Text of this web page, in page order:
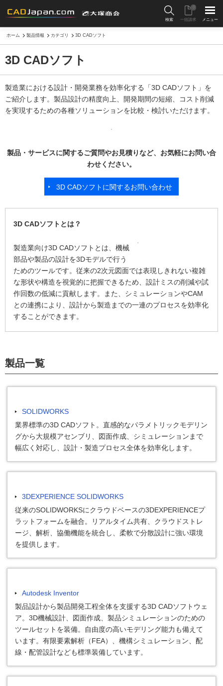
検索 一括請求
0
メニュー
ホーム 製品情報 カテゴリ 3D CADソフト
3D CADソフト
製造業における設計・開発業務を効率化する「3D CADソフト」を
ご紹介します。製品設計の精度向上、開発期間の短縮、コスト削減
を実現するための各種ソリューションを比較・検討いただけます。
製品・サービスに関するご質問やお見積りなど、お気軽にお問い合
わせください。
3D CADソフトに関するお問い合わせ
3D CADソフトとは？
製造業向け3D CADソフトとは、機械
部品や製品の設計を3Dモデルで行う
ためのツールです。従来の2次元図面では表現しきれない複雑
な形状や構造を視覚的に把握できるため、設計ミスの削減や試
作回数の低減に貢献します。また、シミュレーションやCAM
との連携により、設計から製造までの一連のプロセスを効率化
することができます。
製品一覧
SOLIDWORKS
業界標準の3D CADソフト。直感的なパラメトリックモデリン
グから大規模アセンブリ、図面作成、シミュレーションまで
幅広く対応し、設計・製造プロセス全体を効率化します。
3DEXPERIENCE SOLIDWORKS
従来のSOLIDWORKSにクラウドベースの3DEXPERIENCEプ
ラットフォームを融合。リアルタイム共有、クラウドストレ
ージ、解析、協働機能を統合し、柔軟で分散設計に強い環境
を提供します。
Autodesk Inventor
製品設計から製品開発工程全体を支援する3D CADソフトウェ
ア。3D機械設計、図面作成、製品シミュレーションのための
ツールセットを装備。自由度の高いモデリング能力も備えて
います。有限要素解析（FEA）、機構シミュレーション、配
線・配管設計なども標準装備しています。